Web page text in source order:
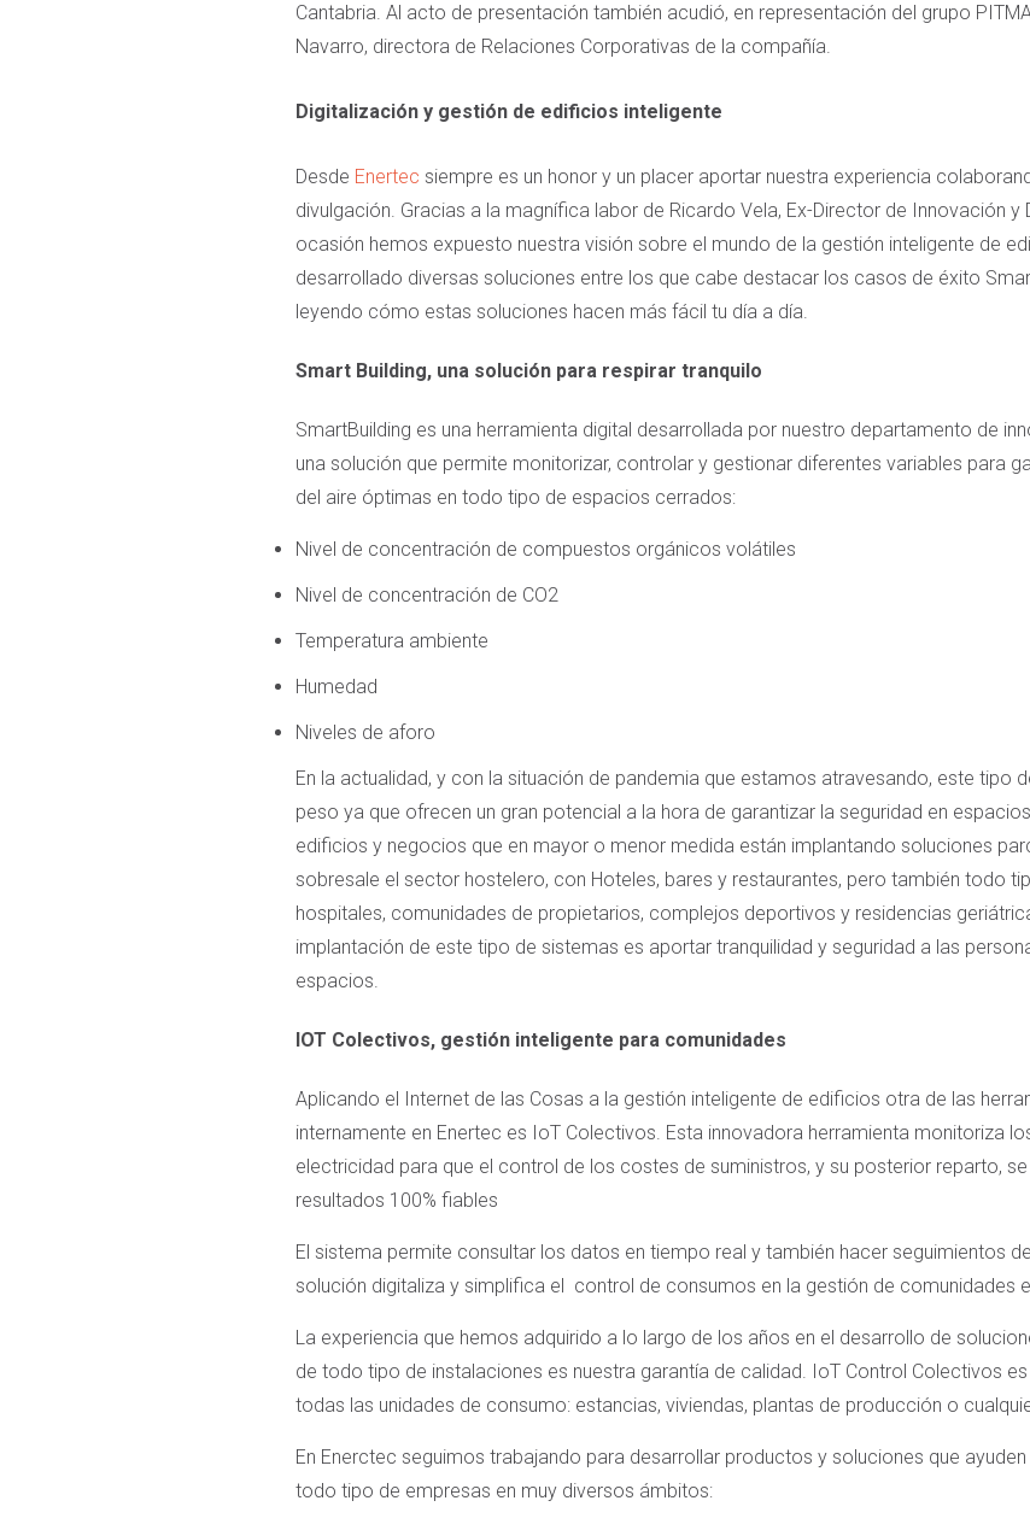
Cantabria. Al acto de presentación también acudió, en representación del grupo
Navarro, directora de Relaciones Corporativas de la compañía.
Digitalización y gestión de edificios inteligente
Desde Enertec siempre es un honor y un placer aportar nuestra experiencia
divulgación. Gracias a la magnífica labor de Ricardo Vela, Ex-Director de Innovación
ocasión hemos expuesto nuestra visión sobre el mundo de la gestión inteligente de
desarrollado diversas soluciones entre los que cabe destacar los casos de éxito
leyendo cómo estas soluciones hacen más fácil tu día a día.
Smart Building, una solución para respirar tranquilo
SmartBuilding es una herramienta digital desarrollada por nuestro departamento de
una solución que permite monitorizar, controlar y gestionar diferentes variables para
del aire óptimas en todo tipo de espacios cerrados:
Nivel de concentración de compuestos orgánicos volátiles
Nivel de concentración de CO2
Temperatura ambiente
Humedad
Niveles de aforo
En la actualidad, y con la situación de pandemia que estamos atravesando, este tipo
peso ya que ofrecen un gran potencial a la hora de garantizar la seguridad en
edificios y negocios que en mayor o menor medida están implantando soluciones
sobresale el sector hostelero, con Hoteles, bares y restaurantes, pero también todo
hospitales, comunidades de propietarios, complejos deportivos y residencias
implantación de este tipo de sistemas es aportar tranquilidad y seguridad a las
espacios.
IOT Colectivos, gestión inteligente para comunidades
Aplicando el Internet de las Cosas a la gestión inteligente de edificios otra de las
internamente en Enertec es IoT Colectivos. Esta innovadora herramienta monitoriza
electricidad para que el control de los costes de suministros, y su posterior reparto,
resultados 100% fiables
El sistema permite consultar los datos en tiempo real y también hacer seguimientos
solución digitaliza y simplifica el control de consumos en la gestión de comunidades
La experiencia que hemos adquirido a lo largo de los años en el desarrollo de
de todo tipo de instalaciones es nuestra garantía de calidad. IoT Control Colectivos
todas las unidades de consumo: estancias, viviendas, plantas de producción o
En Enerctec seguimos trabajando para desarrollar productos y soluciones que
todo tipo de empresas en muy diversos ámbitos: